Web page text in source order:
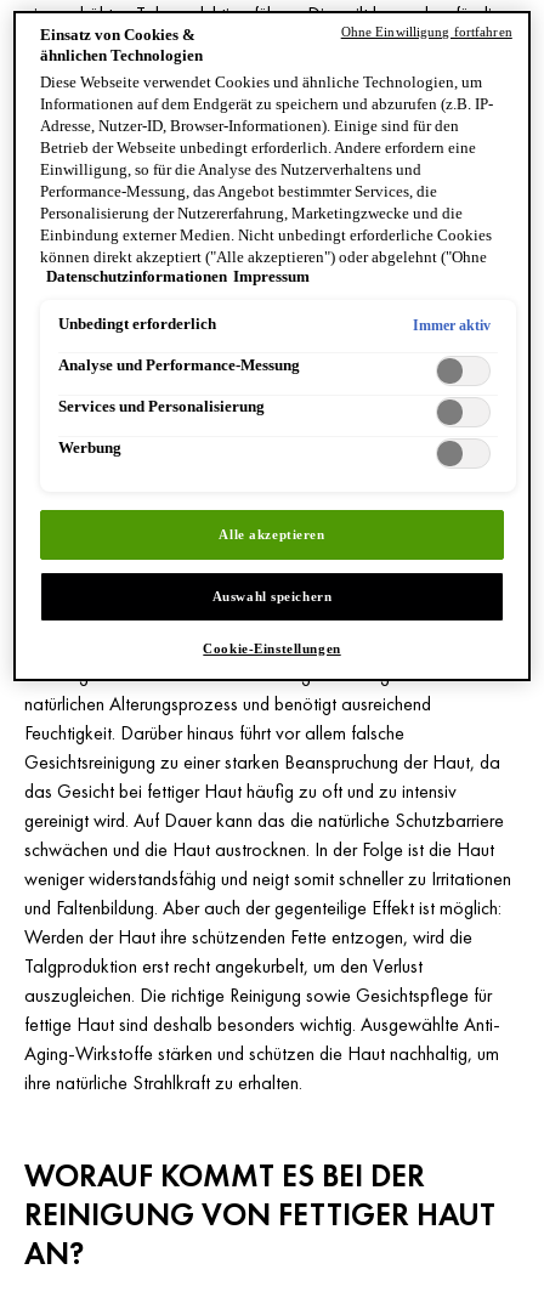
einer erhöhten Talgproduktion führen. Dies gilt besonders für die
sogenannte T-Zone (Stirn, Nase, Kinn), denn hier befinden sich
mehr Talgdrüsen als an anderen Stellen im Gesicht. Darüber
hinaus neigt fettige Haut oft auch zu Unreinheiten, von Mitessern
und Pickeln bis hin zuAkne.
WARUM BENÖTIGT FETTIGE HAUT
EINE ANTI-AGING-CREME?
Dank der erhöhten Talgproduktion ist fettige Haut besser
geschützt und generell unempfindlicher gegenüber
Umwelteinflüssen. Oft bilden sich feine Linien und
und langsamer aus. Dennoch unterliegt auch ölige Haut dem
natürlichen Alterungsprozess und benötigt ausreichend
Feuchtigkeit. Darüber hinaus führt vor allem falsche
Gesichtsreinigung zu einer starken Beanspruchung der Haut, da
das Gesicht bei fettiger Haut häufig zu oft und zu intensiv
gereinigt wird. Auf Dauer kann das die natürliche Schutzbarriere
schwächen und die Haut austrocknen. In der Folge ist die Haut
weniger widerstandsfähig und neigt somit schneller zu Irritationen
und Faltenbildung. Aber auch der gegenteilige Effekt ist möglich:
Werden der Haut ihre schützenden Fette entzogen, wird die
Talgproduktion erst recht angekurbelt, um den Verlust
auszugleichen. Die richtige Reinigung sowie Gesichtspflege für
fettige Haut sind deshalb besonders wichtig. Ausgewählte Anti-
Aging-Wirkstoffe stärken und schützen die Haut nachhaltig, um
ihre natürliche Strahlkraft zu erhalten.
WORAUF KOMMT ES BEI DER
REINIGUNG VON FETTIGER HAUT
AN?
Einsatz von Cookies &
ähnlichen Technologien
Diese Webseite verwendet Cookies und ähnliche Technologien, um
Informationen auf dem Endgerät zu speichern und abzurufen (z.B. IP-
Adresse, Nutzer-ID, Browser-Informationen). Einige sind für den
Betrieb der Webseite unbedingt erforderlich. Andere erfordern eine
Einwilligung, so für die Analyse des Nutzerverhaltens und
Performance-Messung, das Angebot bestimmter Services, die
Personalisierung der Nutzererfahrung, Marketingzwecke und die
Einbindung externer Medien. Nicht unbedingt erforderliche Cookies
können direkt akzeptiert ("Alle akzeptieren") oder abgelehnt ("Ohne
Einwilligung fortfahren") werden. Individuelle Anpassungen der
speichern"). Die Auswahl kann jederzeit unter dem Link "Cookie-
Datenschutzinformationen.
Datenschutzinformationen Impressum
Unbedingt erforderlich Immer aktiv
Analyse und Performance-Messung
Services und Personalisierung
Werbung
Alle akzeptieren
Auswahl speichern
Cookie-Einstellungen
Ohne Einwilligung fortfahren